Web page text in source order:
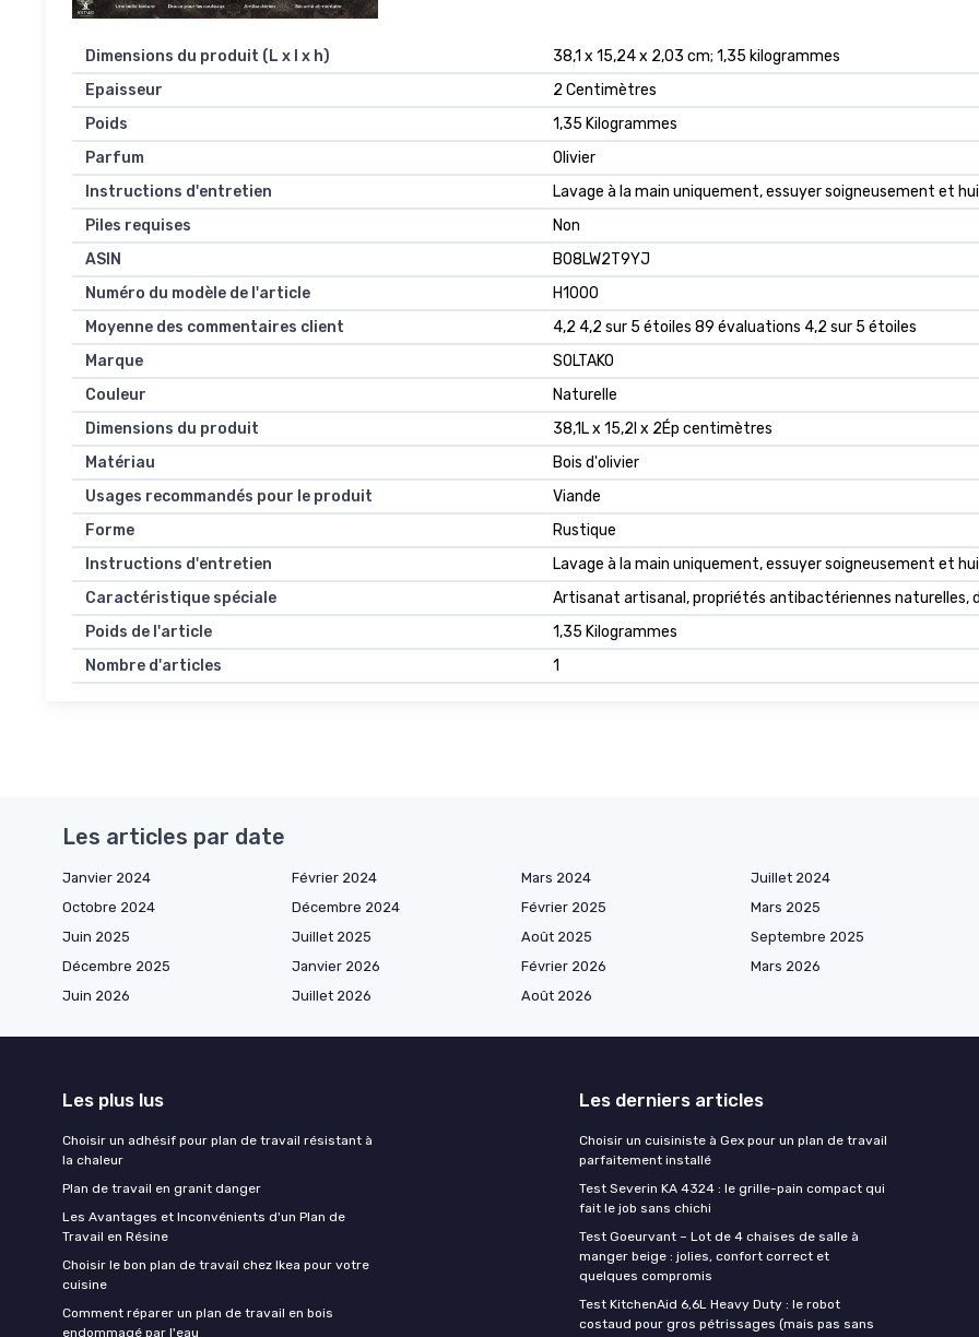
Dimensions du produit (L x l x h)
‎38,1 x 15,24 x 2,03 cm; 1,35 kilogrammes
Epaisseur
‎2 Centimètres
Poids
‎1,35 Kilogrammes
Parfum
‎Olivier
Instructions d'entretien
‎Lavage à la main uniquement, essuyer soigneusement et
Piles requises
‎Non
ASIN
B08LW2T9YJ
Numéro du modèle de l'article
H1000
Moyenne des commentaires client
4,2 4,2 sur 5 étoiles 89 évaluations 4,2 sur 5 étoiles
Marque
SOLTAKO
Couleur
Naturelle
Dimensions du produit
38,1L x 15,2l x 2Ép centimètres
Matériau
Bois d'olivier
Usages recommandés pour le produit
Viande
Forme
Rustique
Instructions d'entretien
Lavage à la main uniquement, essuyer soigneusement et
Caractéristique spéciale
Artisanat artisanal, propriétés antibactériennes naturelles,
Poids de l'article
1,35 Kilogrammes
Nombre d'articles
1
Les articles par date
Janvier 2024 Février 2024 Mars 2024 Juillet 2024
Octobre 2024
Décembre 2024 Février 2025 Mars 2025
Juin 2025
Juillet 2025 Août 2025 Septembre 2025
Décembre 2025
Janvier 2026 Février 2026 Mars 2026
Juin 2026
Juillet 2026 Août 2026
Les plus lus
Choisir un adhésif pour plan de travail résistant à
la chaleur
Plan de travail en granit danger
Les Avantages et Inconvénients d'un Plan de
Travail en Résine
Choisir le bon plan de travail chez Ikea pour votre
cuisine
Comment réparer un plan de travail en bois
endommagé par l'eau
Les derniers articles
Choisir un cuisiniste à Gex pour un plan de travail
parfaitement installé
Test Severin KA 4324 : le grille-pain compact qui
fait le job sans chichi
Test Goeurvant – Lot de 4 chaises de salle à
manger beige : jolies, confort correct et
quelques compromis
Test KitchenAid 6,6L Heavy Duty : le robot
costaud pour gros pétrissages (mais pas sans